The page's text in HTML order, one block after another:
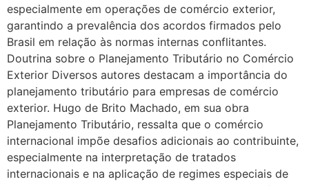
especialmente em operações de comércio exterior,
garantindo a prevalência dos acordos firmados pelo
Brasil em relação às normas internas conflitantes.
Doutrina sobre o Planejamento Tributário no Comércio
Exterior Diversos autores destacam a importância do
planejamento tributário para empresas de comércio
exterior. Hugo de Brito Machado, em sua obra
Planejamento Tributário, ressalta que o comércio
internacional impõe desafios adicionais ao contribuinte,
especialmente na interpretação de tratados
internacionais e na aplicação de regimes especiais de